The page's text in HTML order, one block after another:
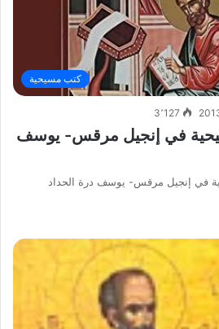
كتب مسيحية
3٬127
في إنجيل مرقس- يوسف
في إنجيل مرقس- يوسف درة الحداد